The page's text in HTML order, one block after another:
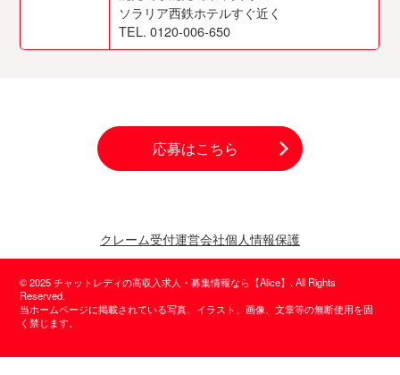
ソラリア西鉄ホテルすぐ近く
TEL. 0120-006-650
応募はこちら
クレーム受付運営会社個人情報保護
© 2025 チャットレディの高収入求人・募集情報なら【Alice】. All Rights
Reserved.
当ホームページに掲載されている写真、イラスト、画像、文章等の無断使用を固
く禁じます。